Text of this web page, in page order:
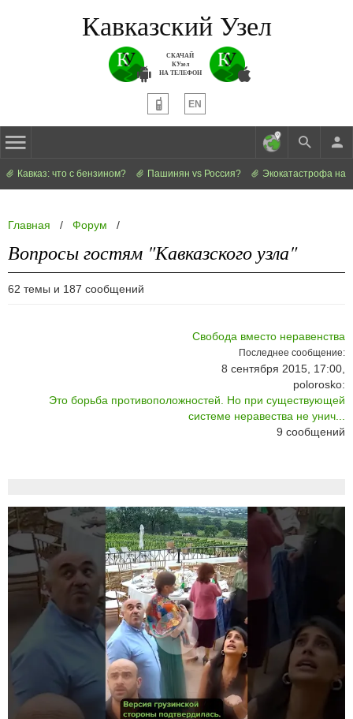
Кавказский Узел
СКАЧАЙ
КУзел
НА ТЕЛЕФОН
EN
Кавказ: что с бензином? Пашинян vs Россия? Экокатастрофа на
Главная / Форум /
Вопросы гостям "Кавказского узла"
62 темы и 187 сообщений
Свобода вместо неравенства
Последнее сообщение:
8 сентября 2015, 17:00,
polorosko:
Это борьба противоположностей. Но при существующей
системе неравества не унич...
9 сообщений